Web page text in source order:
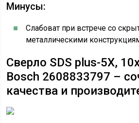
Минусы:
Слабоват при встрече со
металлическими
Сверло SDS plus-5X,
Bosch 2608833797 –
качества и